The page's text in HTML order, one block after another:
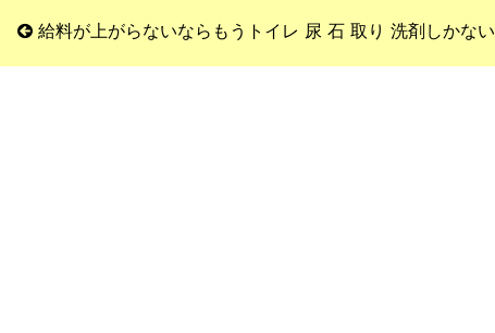
給料が上がらないならもうトイレ 尿 石 取り 洗剤しかない